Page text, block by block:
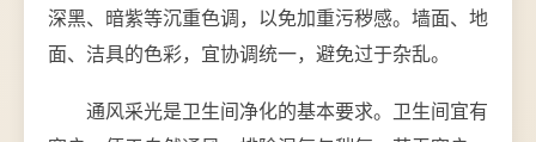
深黑、暗紫等沉重色调，以免加重污秽感。墙面、地
面、洁具的色彩，宜协调统一，避免过于杂乱。
通风采光是卫生间净化的基本要求。卫生间宜有